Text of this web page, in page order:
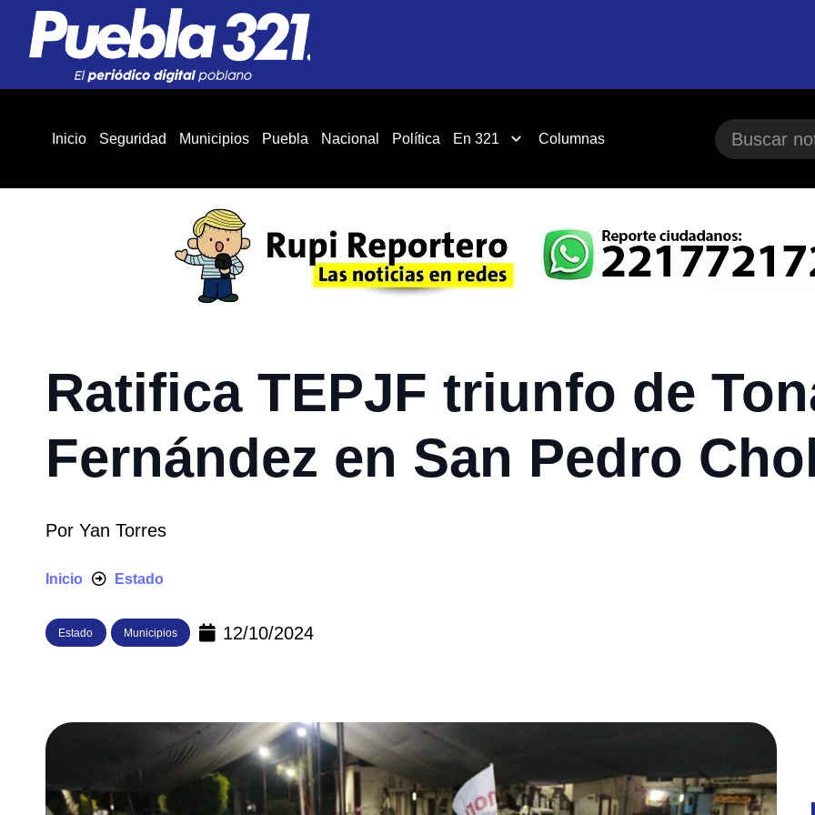
Inicio Seguridad Municipios Puebla Nacional Política En 321 Columnas
Ratifica TEPJF triunfo de
Fernández en San Pedro
Por Yan Torres
Inicio Estado
Estado Municipios 12/10/2024